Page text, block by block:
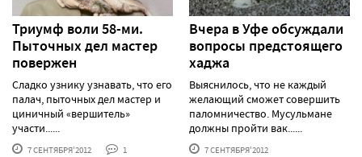
Триумф воли 58-ми.
Пыточных дел мастер
повержен
Сладко узнику узнавать, что его
палач, пыточных дел мастер и
циничный «вершитель»
участи......
7 СЕНТЯБРЯ'2012 1
Вчера в Уфе обсуждали
вопросы предстоящего
хаджа
Выяснилось, что не каждый
желающий сможет совершить
паломничество. Мусульмане
должны пройти вак......
7 СЕНТЯБРЯ'2012